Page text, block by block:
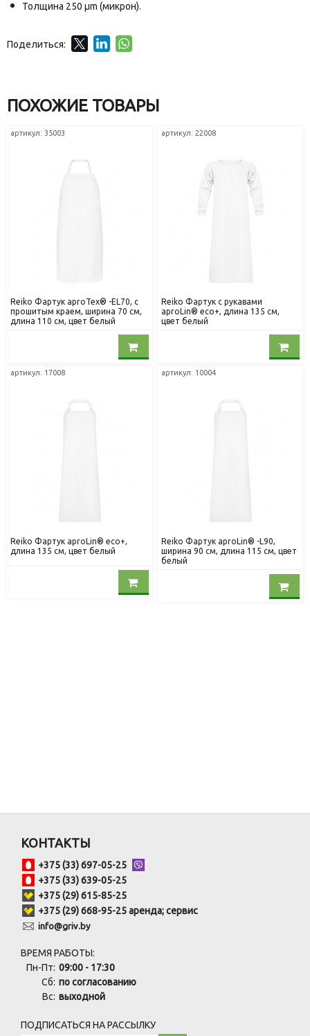
Толщина 250 µm (микрон).
Поделиться:
ПОХОЖИЕ ТОВАРЫ
артикул: 35003
Reiko Фартук aproTex® -EL70, с
прошитым краем, ширина 70 см,
длина 110 см, цвет белый
артикул: 22008
Reiko Фартук с рукавами
aproLin® eco+, длина 135 см,
цвет белый
артикул: 17008
Reiko Фартук aproLin® eco+,
длина 135 см, цвет белый
артикул: 10004
Reiko Фартук aproLin® -L90,
ширина 90 см, длина 115 см, цвет
белый
КОНТАКТЫ
+375 (33) 697-05-25
+375 (33) 639-05-25
+375 (29) 615-85-25
+375 (29) 668-95-25 аренда; сервис
info@griv.by
ВРЕМЯ РАБОТЫ:
Пн-Пт: 09:00 - 17:30
Сб: по согласованию
Вс: выходной
ПОДПИСАТЬСЯ НА РАССЫЛКУ